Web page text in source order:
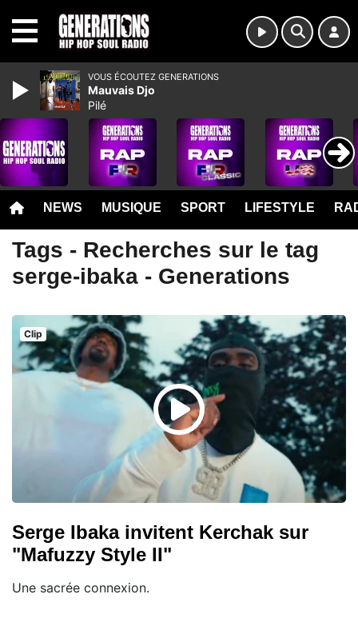
NEWS MUSIQUE SPORT LIFESTYLE
Tags - Recherches sur le tag
serge-ibaka - Generations
Clip
Serge Ibaka invitent Kerchak sur
"Mafuzzy Style II"
Une sacrée connexion.
VOUS ÉCOUTEZ GENERATIONS
Mauvais Djo
Pilé